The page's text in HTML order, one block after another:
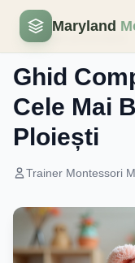
Maryland
Educatie prescolara
Ghid
Cele Mai
Ploiești
Trainer Montessori